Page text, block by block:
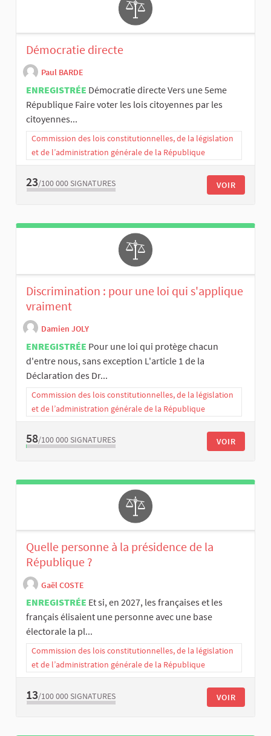
Démocratie directe
Paul BARDE
ENREGISTRÉE Démocratie directe Vers une 5eme
République Faire voter les lois citoyennes par les
citoyennes...
Commission des lois constitutionnelles, de la législation
et de l’administration générale de la République
23/100 000 SIGNATURES VOIR
Discrimination : pour une loi qui s'applique
vraiment
Damien JOLY
ENREGISTRÉE Pour une loi qui protège chacun
d'entre nous, sans exception L'article 1 de la
Déclaration des Dr...
Commission des lois constitutionnelles, de la législation
et de l’administration générale de la République
58/100 000 SIGNATURES VOIR
Quelle personne à la présidence de la
République ?
Gaël COSTE
ENREGISTRÉE Et si, en 2027, les françaises et les
français élisaient une personne avec une base
électorale la pl...
Commission des lois constitutionnelles, de la législation
et de l’administration générale de la République
13/100 000 SIGNATURES VOIR